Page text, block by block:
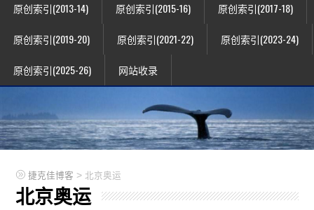
原创索引(2013-14) 原创索引(2015-16) 原创索引(2017-18)
原创索引(2019-20) 原创索引(2021-22) 原创索引(2023-24)
原创索引(2025-26) 网站收录
捷克佳博客 > 北京奥运
北京奥运